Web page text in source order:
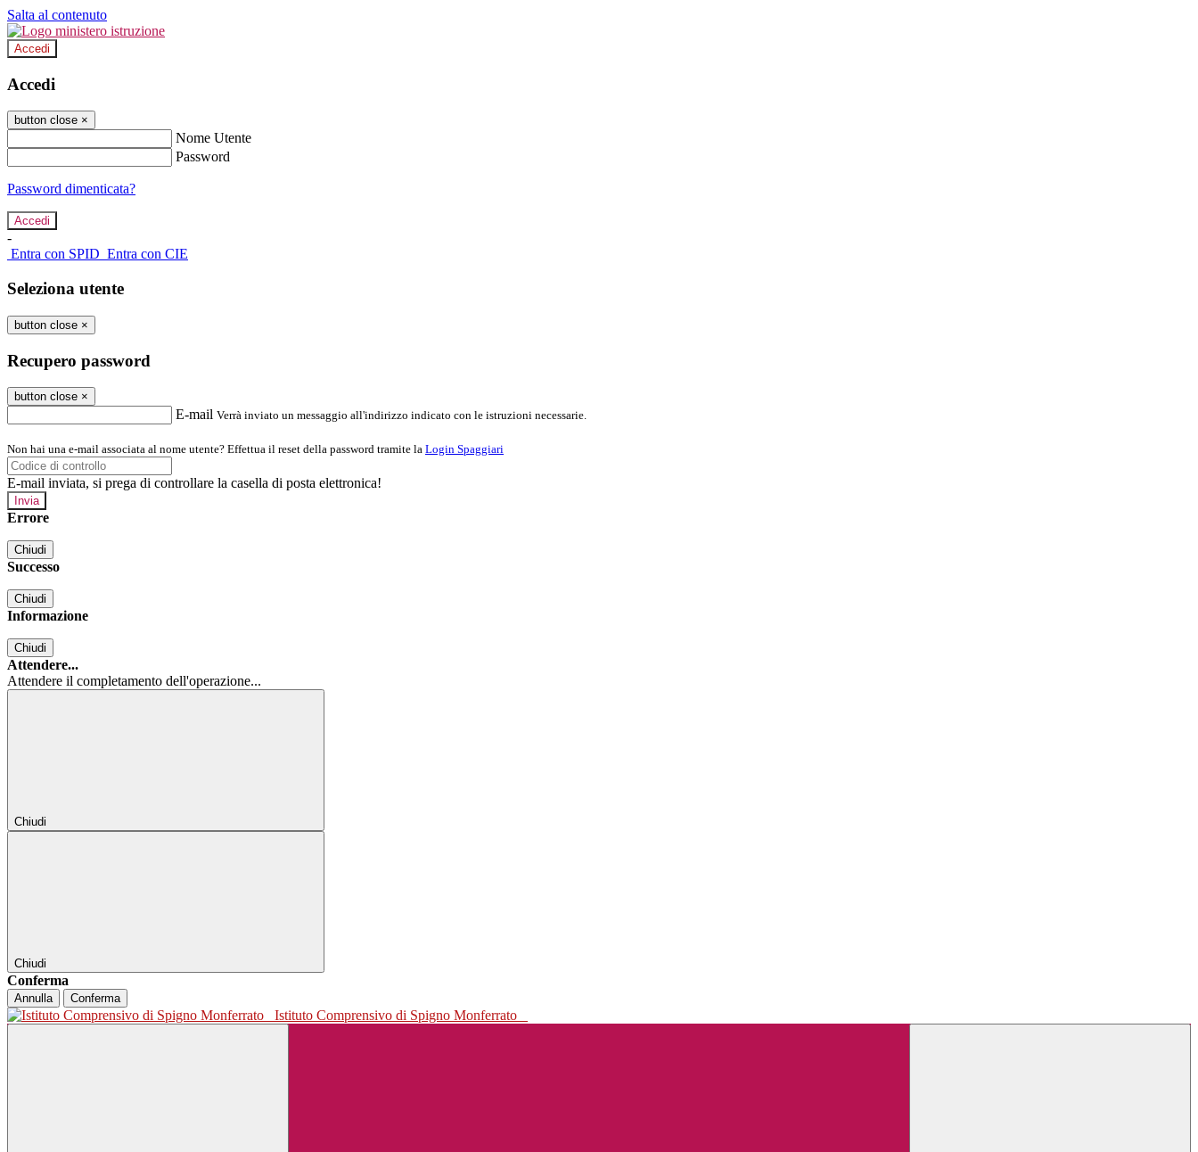
Salta al contenuto
Accedi
Accedi
button close ×
Nome Utente
Password
Password dimenticata?
-
Entra con SPID Entra con CIE
Seleziona utente
button close ×
Recupero password
button close ×
E-mail Verrà inviato un messaggio all'indirizzo indicato con le istruzioni necessarie.
Non hai una e-mail associata al nome utente? Effettua il reset della password tramite la Login Spaggiari
E-mail inviata, si prega di controllare la casella di posta elettronica!
Errore
Chiudi
Successo
Chiudi
Informazione
Chiudi
Attendere...
Attendere il completamento dell'operazione...
Chiudi
Chiudi
Conferma
Annulla Conferma
Istituto Comprensivo di Spigno Monferrato